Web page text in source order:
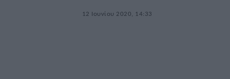
12 Ιουνίου 2020, 14:33